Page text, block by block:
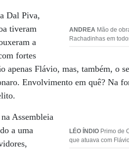
ANDREAMão de
Rachadinhas em
Dal Piva,
tiveram
a
fortes
apenas Flávio, mas, também, o
Envolvimento em quê? Na
LÉO ÍNDIOPrimo de
que atuava com
Assembleia
a uma